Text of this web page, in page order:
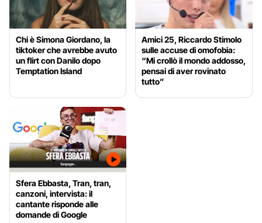
Chi è Simona Giordano, la
tiktoker che avrebbe avuto
un flirt con Danilo dopo
Temptation Island
Amici 25, Riccardo Stimolo
sulle accuse di omofobia:
“Mi crollò il mondo addosso,
pensai di aver rovinato
tutto”
Sfera Ebbasta, Tran, tran,
canzoni, intervista: il
cantante risponde alle
domande di Google